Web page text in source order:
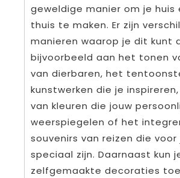
geweldige manier om je huis
thuis te maken. Er zijn
manieren waarop je dit kunt
bijvoorbeeld aan het tonen
van dierbaren, het
kunstwerken die je
van kleuren die jouw
weerspiegelen of het
souvenirs van reizen die voor
speciaal zijn. Daarnaast kun
zelfgemaakte decoraties